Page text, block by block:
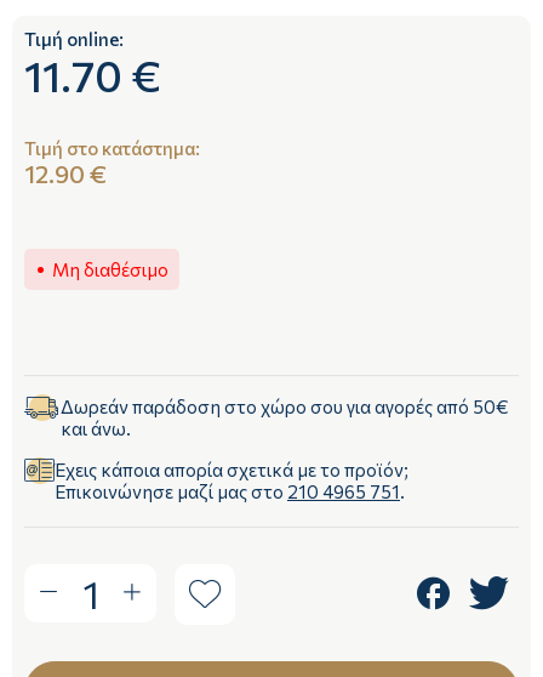
Τιμή online:
11.70 €
Τιμή στο κατάστημα:
12.90 €
Μη διαθέσιμο
Δωρεάν παράδοση στο χώρο σου για αγορές από 50€
και άνω.
Έχεις κάποια απορία σχετικά με το προϊόν;
Επικοινώνησε μαζί μας στο 210 4965 751.
1